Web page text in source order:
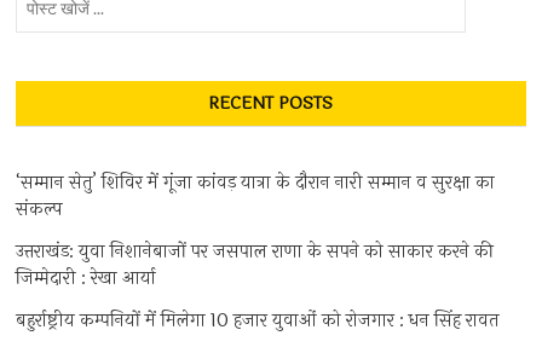
RECENT POSTS
‘सम्मान सेतु’ शिविर में गूंजा कांवड़ यात्रा के दौरान नारी सम्मान व सुरक्षा का
संकल्प
उत्तराखंड: युवा निशानेबाजों पर जसपाल राणा के सपने को साकार करने की
जिम्मेदारी : रेखा आर्या
बहुर्राष्ट्रीय कम्पनियों में मिलेगा 10 हजार युवाओं को रोजगार : धन सिंह रावत